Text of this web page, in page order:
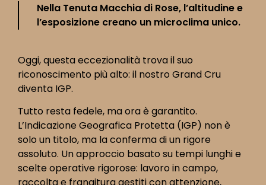
Nella Tenuta Macchia di Rose, l’altitudine e
l’esposizione creano un microclima unico.
Oggi, questa eccezionalità trova il suo
riconoscimento più alto: il nostro Grand Cru
diventa IGP.
Tutto resta fedele, ma ora è garantito.
L’Indicazione Geografica Protetta (IGP) non è
solo un titolo, ma la conferma di un rigore
assoluto. Un approccio basato su tempi lunghi e
scelte operative rigorose: lavoro in campo,